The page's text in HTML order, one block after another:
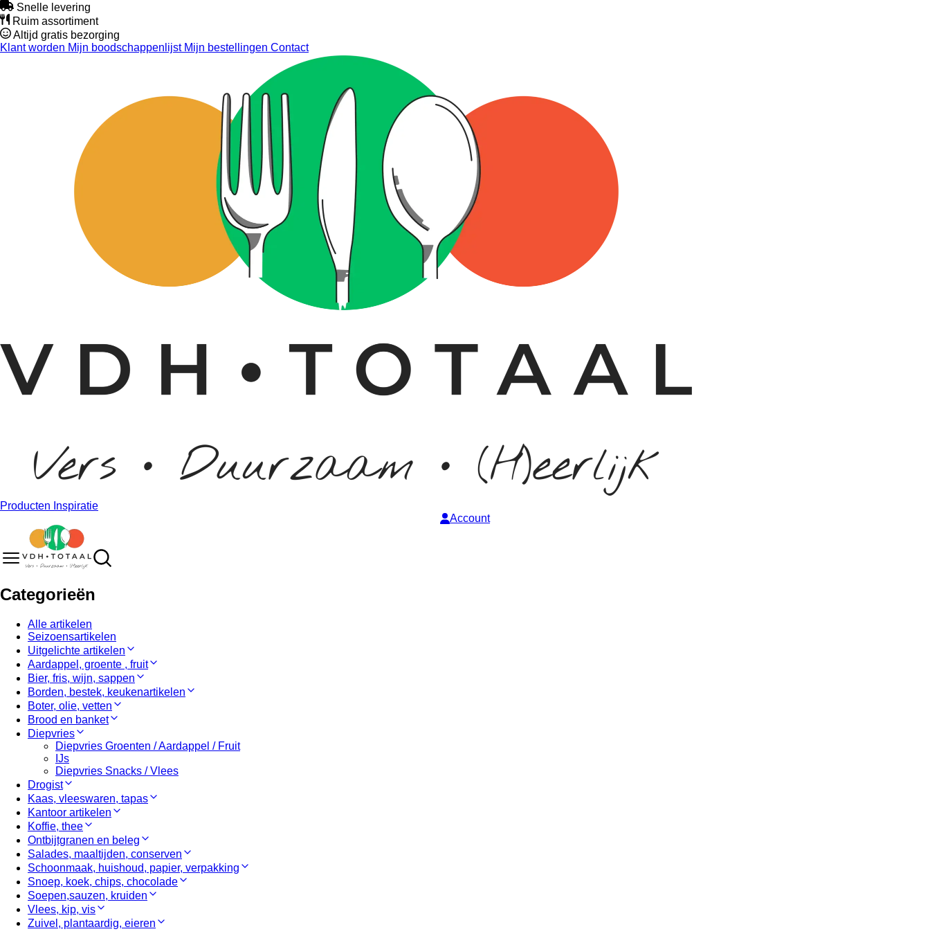
Snelle levering
Ruim assortiment
Altijd gratis bezorging
Klant worden Mijn boodschappenlijstMijn bestellingen Contact
Producten Inspiratie
Account
Categorieën
Alle artikelen
Seizoensartikelen
Uitgelichte artikelen
Aardappel, groente , fruit
Bier, fris, wijn, sappen
Borden, bestek, keukenartikelen
Boter, olie, vetten
Brood en banket
Diepvries
Diepvries Groenten / Aardappel / Fruit
IJs
Diepvries Snacks / Vlees
Drogist
Kaas, vleeswaren, tapas
Kantoor artikelen
Koffie, thee
Ontbijtgranen en beleg
Salades, maaltijden, conserven
Schoonmaak, huishoud, papier, verpakking
Snoep, koek, chips, chocolade
Soepen,sauzen, kruiden
Vlees, kip, vis
Zuivel, plantaardig, eieren